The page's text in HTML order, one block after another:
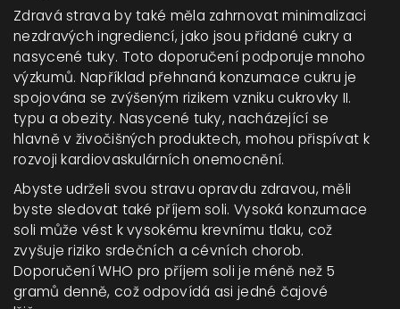
Zdravá strava by také měla zahrnovat minimalizaci
nezdravých ingrediencí, jako jsou přidané cukry a
nasycené tuky. Toto doporučení podporuje mnoho
výzkumů. Například přehnaná konzumace cukru je
spojována se zvýšeným rizikem vzniku cukrovky II.
typu a obezity. Nasycené tuky, nacházející se
hlavně v živočišných produktech, mohou přispívat k
rozvoji kardiovaskulárních onemocnění.
Abyste udrželi svou stravu opravdu zdravou, měli
byste sledovat také příjem soli. Vysoká konzumace
soli může vést k vysokému krevnímu tlaku, což
zvyšuje riziko srdečních a cévních chorob.
Doporučení WHO pro příjem soli je méně než 5
gramů denně, což odpovídá asi jedné čajové